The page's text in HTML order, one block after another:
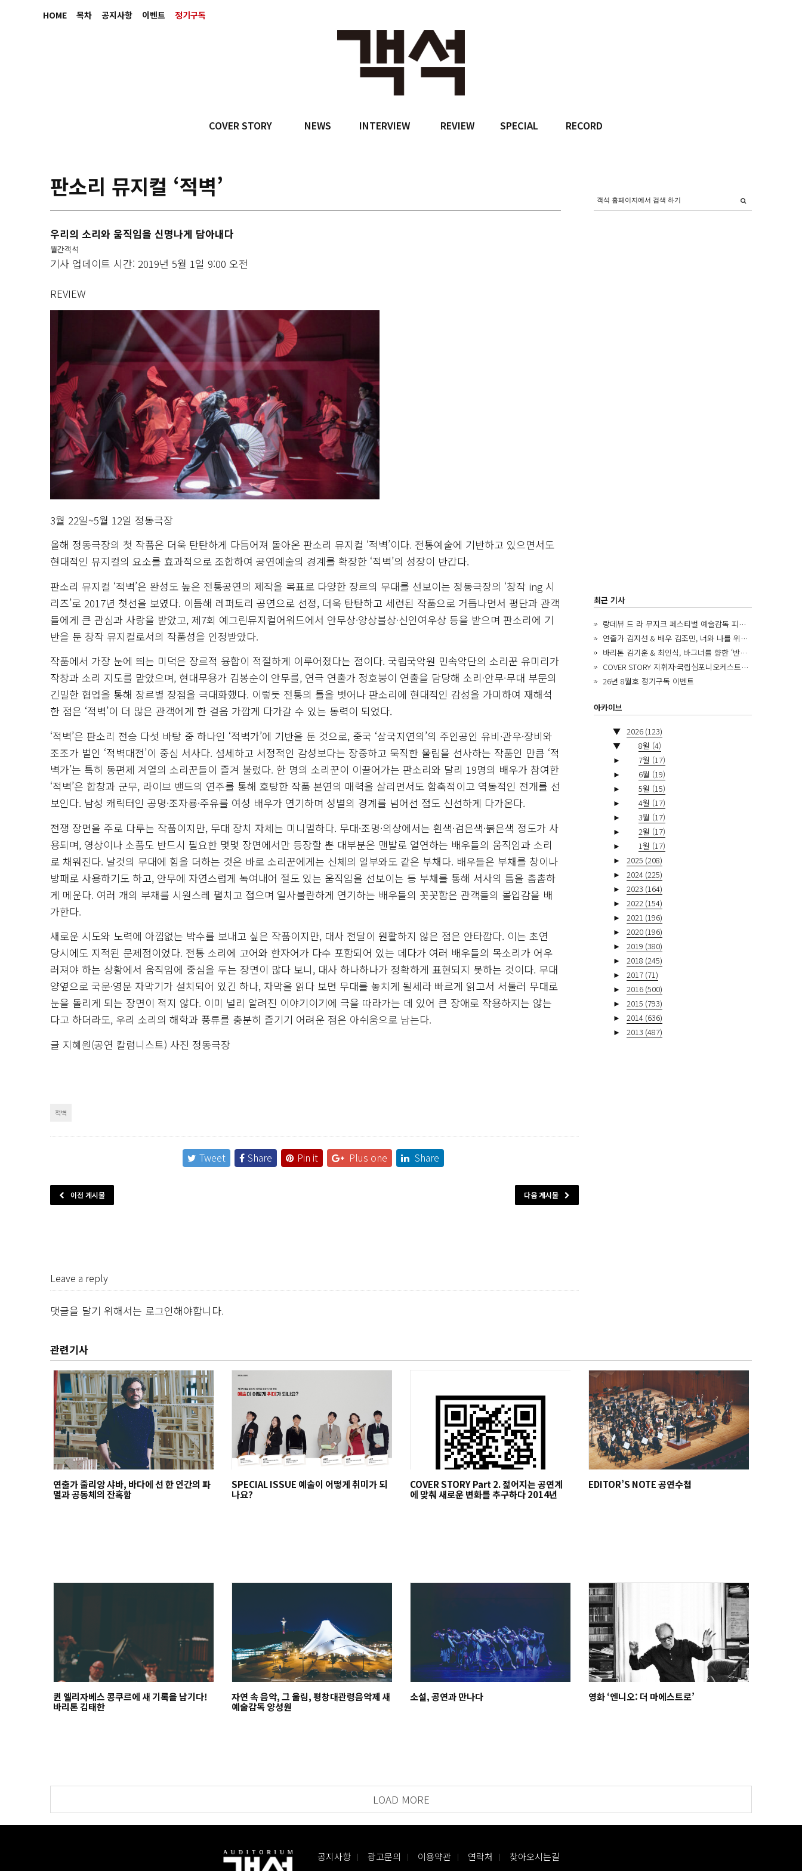
HOME 목차 공지사항 이벤트 정기구독
COVER STORY NEWS INTERVIEW REVIEW SPECIAL RECORD
판소리 뮤지컬 ‘적벽’
우리의 소리와 움직임을 신명나게 담아내다
월간객석
기사 업데이트 시간: 2019년 5월 1일 9:00 오전
REVIEW
3월 22일~5월 12일 정동극장
올해 정동극장의 첫 작품은 더욱 탄탄하게 다듬어져 돌아온 판소리 뮤지컬 ‘적벽’이다. 전통예술에 기반하고 있으면서도
현대적인 뮤지컬의 요소를 효과적으로 조합하여 공연예술의 경계를 확장한 ‘적벽’의 성장이 반갑다.
판소리 뮤지컬 ‘적벽’은 완성도 높은 전통공연의 제작을 목표로 다양한 장르의 무대를 선보이는 정동극장의 ‘창작 ing 시
리즈’로 2017년 첫선을 보였다. 이듬해 레퍼토리 공연으로 선정, 더욱 탄탄하고 세련된 작품으로 거듭나면서 평단과 관객
들에게 큰 관심과 사랑을 받았고, 제7회 예그린뮤지컬어워드에서 안무상·앙상블상·신인여우상 등을 받으며 판소리에 기
반을 둔 창작 뮤지컬로서의 작품성을 인정받았다.
작품에서 가장 눈에 띄는 미덕은 장르적 융합이 적절하게 이루어졌다는 점이다. 국립국악원 민속악단의 소리꾼 유미리가
작창과 소리 지도를 맡았으며, 현대무용가 김봉순이 안무를, 연극 연출가 정호붕이 연출을 담당해 소리·안무·무대 부문의
긴밀한 협업을 통해 장르별 장점을 극대화했다. 이렇듯 전통의 틀을 벗어나 판소리에 현대적인 감성을 가미하여 재해석
한 점은 ‘적벽’이 더 많은 관객에게 한 걸음 가깝게 다가갈 수 있는 동력이 되었다.
‘적벽’은 판소리 전승 다섯 바탕 중 하나인 ‘적벽가’에 기반을 둔 것으로, 중국 ‘삼국지연의’의 주인공인 유비·관우·장비와
조조가 벌인 ‘적벽대전’이 중심 서사다. 섬세하고 서정적인 감성보다는 장중하고 묵직한 울림을 선사하는 작품인 만큼 ‘적
벽가’는 특히 동편제 계열의 소리꾼들이 즐겨 불렀다. 한 명의 소리꾼이 이끌어가는 판소리와 달리 19명의 배우가 참여한
‘적벽’은 합창과 군무, 라이브 밴드의 연주를 통해 호탕한 작품 본연의 매력을 살리면서도 함축적이고 역동적인 전개를 선
보인다. 남성 캐릭터인 공명·조자룡·주유를 여성 배우가 연기하며 성별의 경계를 넘어선 점도 신선하게 다가온다.
전쟁 장면을 주로 다루는 작품이지만, 무대 장치 자체는 미니멀하다. 무대·조명·의상에서는 흰색·검은색·붉은색 정도가 사
용되며, 영상이나 소품도 반드시 필요한 몇몇 장면에서만 등장할 뿐 대부분은 맨발로 열연하는 배우들의 움직임과 소리
로 채워진다. 날것의 무대에 힘을 더하는 것은 바로 소리꾼에게는 신체의 일부와도 같은 부채다. 배우들은 부채를 창이나
방패로 사용하기도 하고, 안무에 자연스럽게 녹여내어 절도 있는 움직임을 선보이는 등 부채를 통해 서사의 틈을 촘촘하
게 메운다. 여러 개의 부채를 시원스레 펼치고 접으며 일사불란하게 연기하는 배우들의 꼿꼿함은 관객들의 몰입감을 배
가한다.
새로운 시도와 노력에 아낌없는 박수를 보내고 싶은 작품이지만, 대사 전달이 원활하지 않은 점은 안타깝다. 이는 초연
당시에도 지적된 문제점이었다. 전통 소리에 고어와 한자어가 다수 포함되어 있는 데다가 여러 배우들의 목소리가 어우
러져야 하는 상황에서 움직임에 중심을 두는 장면이 많다 보니, 대사 하나하나가 정확하게 표현되지 못하는 것이다. 무대
양옆으로 국문·영문 자막기가 설치되어 있긴 하나, 자막을 읽다 보면 무대를 놓치게 될세라 빠르게 읽고서 서둘러 무대로
눈을 돌리게 되는 장면이 적지 않다. 이미 널리 알려진 이야기이기에 극을 따라가는 데 있어 큰 장애로 작용하지는 않는
다고 하더라도, 우리 소리의 해학과 풍류를 충분히 즐기기 어려운 점은 아쉬움으로 남는다.
글 지혜원(공연 칼럼니스트) 사진 정동극장
적벽
Tweet Share Pin it Plus one Share
이전 게시물 다음 게시물
Leave a reply
댓글을 달기 위해서는 로그인해야합니다.
최근 기사
랑데뷰 드 라 무지크 페스티벌 예술감독 피아니스트 김혜진, 5년간의 여정을 돌아보며
연출가 김지선 & 배우 김조민, 너와 나를 위한 ‘모두의 숲’에서 만나는 동심
바리톤 김기훈 & 최인식, 바그너를 향한 ‘반지 원정대’를 앞두고
COVER STORY 지휘자·국립심포니오케스트라 제8대 음악감독 로베르토 아바도
26년 8월호 정기구독 이벤트
아카이브
▼ 2026 (123)
▼
8월 (4)
►
7월 (17)
►
6월 (19)
►
5월 (15)
►
4월 (17)
►
3월 (17)
►
2월 (17)
►
1월 (17)
►
2025 (208)
►
2024 (225)
►
2023 (164)
►
2022 (154)
►
2021 (196)
►
2020 (196)
►
2019 (380)
►
2018 (245)
►
2017 (71)
►
2016 (500)
►
2015 (793)
►
2014 (636)
►
2013 (487)
관련기사
연출가 줄리앙 샤바, 바다에 선 한 인간의 파
멸과 공동체의 잔혹함
SPECIAL ISSUE 예술이 어떻게 취미가 되
나요?
COVER STORY Part 2. 젊어지는 공연계
에 맞춰 새로운 변화를 추구하다 2014년
EDITOR’S NOTE 공연수첩
퀸 엘리자베스 콩쿠르에 새 기록을 남기다!
바리톤 김태한
자연 속 음악, 그 울림, 평창대관령음악제 새
예술감독 양성원
소설, 공연과 만나다 영화 ‘엔니오: 더 마에스트로’
LOAD MORE
공지사항 광고문의 이용약관 연락처 찾아오시는길